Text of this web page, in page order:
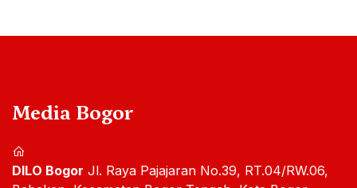
Media Bogor
DILO Bogor Jl. Raya Pajajaran No.39, RT.04/RW.06,